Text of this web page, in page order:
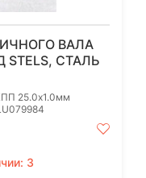
ВАЛА
СТАЛЬ
25.0x1.0мм
3